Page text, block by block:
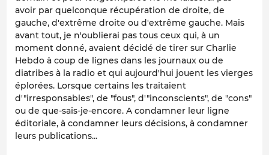
avoir par quelconque récupération de droite, de
gauche, d'extrême droite ou d'extrême gauche. Mais
avant tout, je n'oublierai pas tous ceux qui, à un
moment donné, avaient décidé de tirer sur Charlie
Hebdo à coup de lignes dans les journaux ou de
diatribes à la radio et qui aujourd'hui jouent les vierges
éplorées. Lorsque certains les traitaient
d'"irresponsables", de "fous", d'"inconscients", de "cons"
ou de que-sais-je-encore. A condamner leur ligne
éditoriale, à condamner leurs décisions, à condamner
leurs publications...